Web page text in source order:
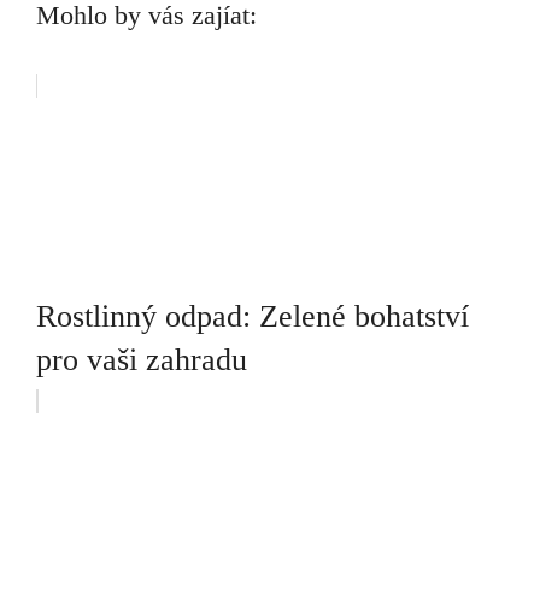
Mohlo by vás zajíat:
Rostlinný odpad: Zelené bohatství
pro vaši zahradu